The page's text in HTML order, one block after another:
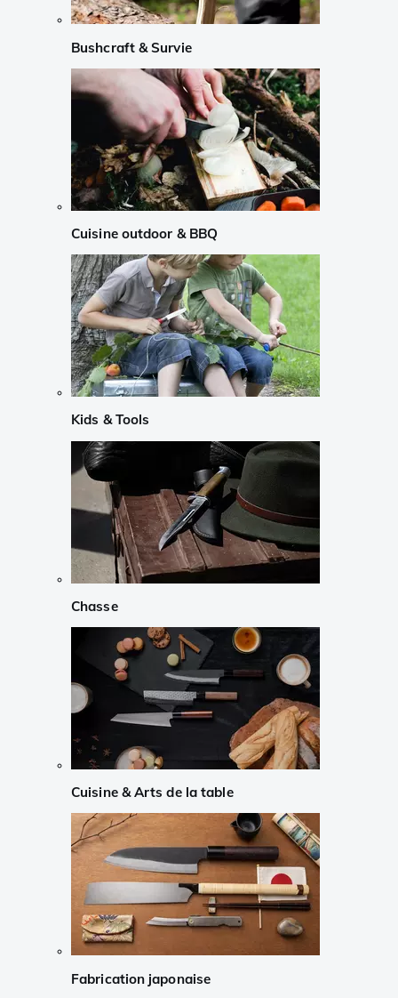
Bushcraft & Survie
Cuisine outdoor & BBQ
Kids & Tools
Chasse
Cuisine & Arts de la table
Fabrication japonaise